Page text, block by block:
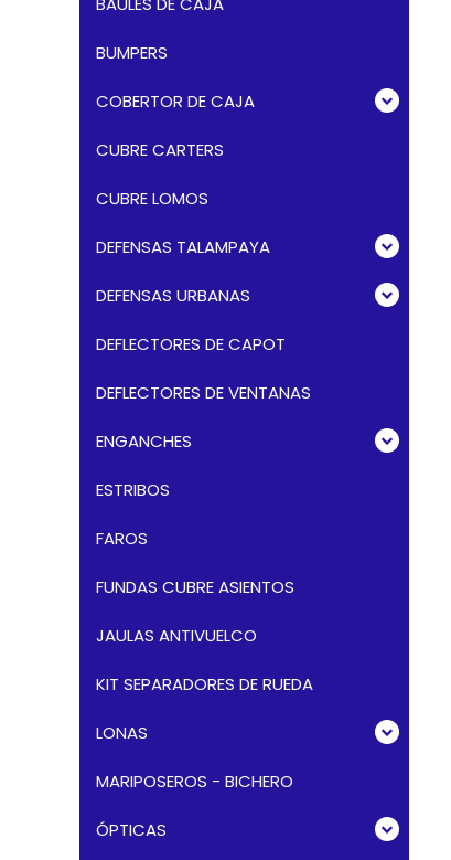
BUMPERS
COBERTOR DE CAJA
CUBRE CARTERS
CUBRE LOMOS
DEFENSAS TALAMPAYA
DEFENSAS URBANAS
DEFLECTORES DE CAPOT
DEFLECTORES DE VENTANAS
ENGANCHES
ESTRIBOS
FAROS
FUNDAS CUBRE ASIENTOS
JAULAS ANTIVUELCO
KIT SEPARADORES DE RUEDA
LONAS
MARIPOSEROS - BICHERO
ÓPTICAS